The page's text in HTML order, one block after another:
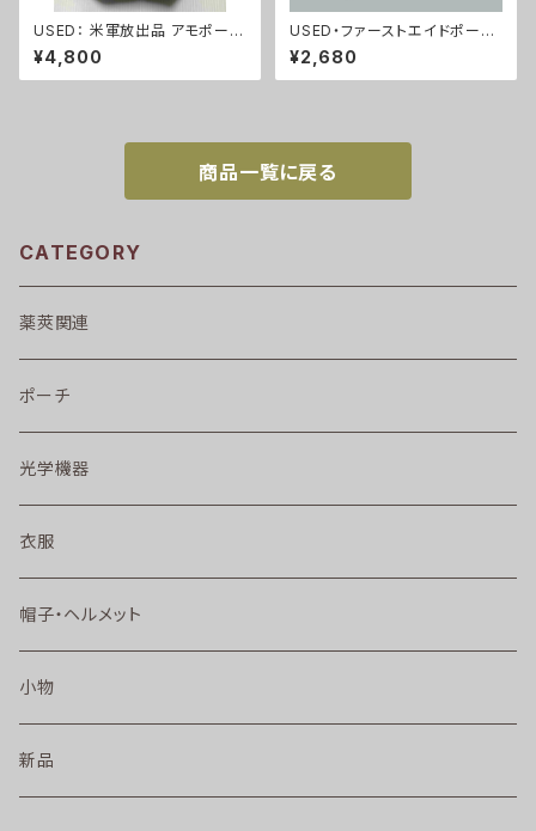
USED： 米軍放出品 アモポーチ
ウッドランド SAFARILAND SP
EAR 100rd M60 SAW (A
0227)
¥4,800
USED・ファーストエイドポー
チ・LC2(A36)
¥2,680
商品一覧に戻る
CATEGORY
薬莢関連
ポーチ
光学機器
衣服
帽子・ヘルメット
小物
新品